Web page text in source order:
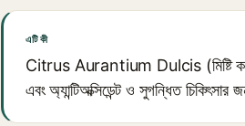
এটি কী
Citrus Aurantium Dulcis (মিষ্টি
এবং অ্যান্টিঅক্সিডেন্ট ও সুগন্ধিত